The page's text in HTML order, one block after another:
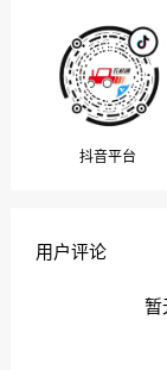
抖音平台
用户评论
暂